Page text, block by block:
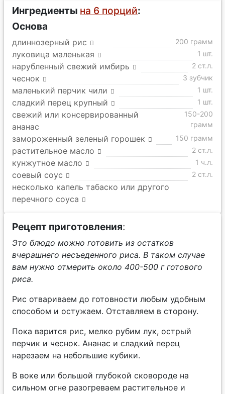
Ингредиенты на 6 порций:
Основа
длиннозерный рис 200 грамм
луковица маленькая 1 шт.
нарубленный свежий имбирь 2 ст.л.
чеснок 3 зубчик
маленький перчик чили 1 шт.
сладкий перец крупный 1 шт.
свежий или консервированный
ананас
150-200
грамм
замороженный зеленый горошек 150 грамм
растительное масло 2 ст.л.
кунжутное масло 1 ч.л.
соевый соус 2 ст.л.
несколько капель табаско или другого
перечного соуса
Рецепт приготовления:
Это блюдо можно готовить из остатков
вчерашнего несъеденного риса. В таком случае
вам нужно отмерить около 400-500 г готового
риса.
Рис отвариваем до готовности любым удобным
способом и остужаем. Отставляем в сторону.
Пока варится рис, мелко рубим лук, острый
перчик и чеснок. Ананас и сладкий перец
нарезаем на небольшие кубики.
В воке или большой глубокой сковороде на
сильном огне разогреваем растительное и